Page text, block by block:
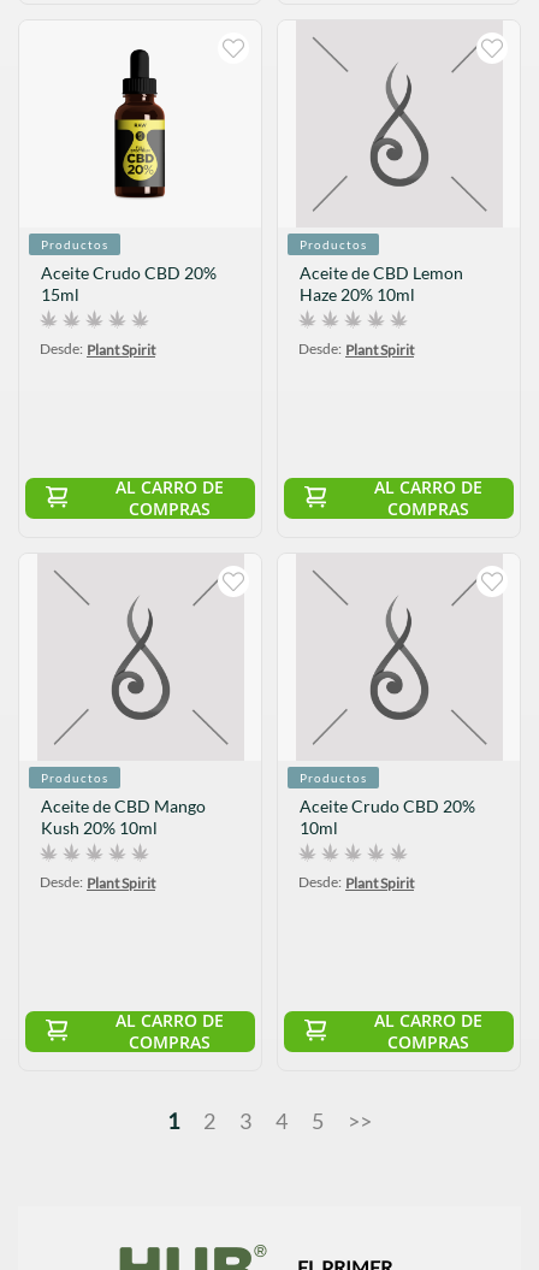
Productos
Aceite Crudo CBD 20%
15ml
Desde: Plant Spirit
AL CARRO DE
COMPRAS
Productos
Aceite de CBD Lemon
Haze 20% 10ml
Desde: Plant Spirit
AL CARRO DE
COMPRAS
Productos
Aceite de CBD Mango
Kush 20% 10ml
Desde: Plant Spirit
AL CARRO DE
COMPRAS
Productos
Aceite Crudo CBD 20%
10ml
Desde: Plant Spirit
AL CARRO DE
COMPRAS
1 2 3 4 5 >>